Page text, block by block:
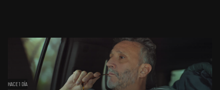
HACE 1 DÍA